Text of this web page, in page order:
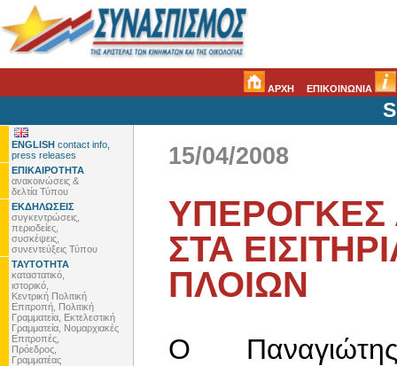
ΑΡΧΗ ΕΠΙΚΟΙΝΩΝΙΑ
ENGLISH contact info,
press releases
ΕΠΙΚΑΙΡΟΤΗΤΑ
ανακοινώσεις &
δελτία Τύπου
ΕΚΔΗΛΩΣΕΙΣ
συγκεντρώσεις,
περιοδείες,
συσκέψεις,
συνεντεύξεις Τύπου
ΤΑΥΤΟΤΗΤΑ
καταστατικό,
ιστορικό,
Κεντρική Πολιτική
Επιτροπή, Πολιτική
Γραμματεία, Εκτελεστική
Γραμματεία, Νομαρχιακές
Επιτροπές,
Πρόεδρος,
Γραμματέας
15/04/2008
ΥΠΕΡΟΓΚΕΣ
ΣΤΑ
ΠΛΟΙΩΝ
Ο